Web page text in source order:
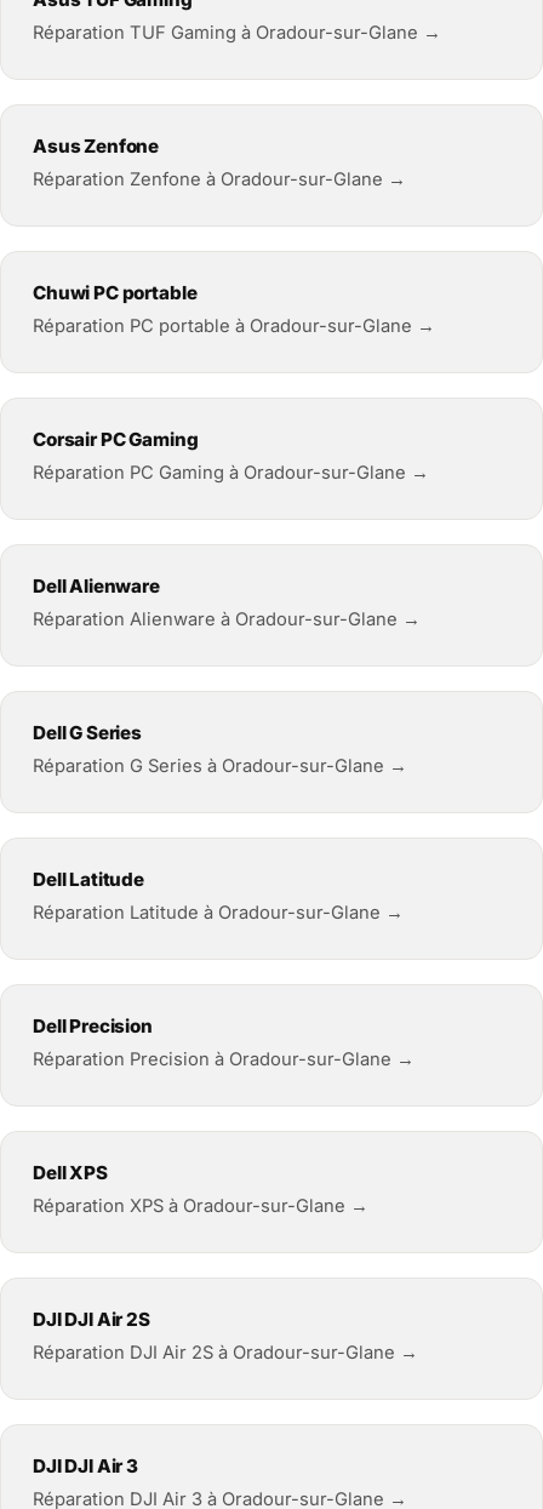
Réparation TUF Gaming à Oradour-sur-Glane →
Asus Zenfone
Réparation Zenfone à Oradour-sur-Glane →
Chuwi PC portable
Réparation PC portable à Oradour-sur-Glane →
Corsair PC Gaming
Réparation PC Gaming à Oradour-sur-Glane →
Dell Alienware
Réparation Alienware à Oradour-sur-Glane →
Dell G Series
Réparation G Series à Oradour-sur-Glane →
Dell Latitude
Réparation Latitude à Oradour-sur-Glane →
Dell Precision
Réparation Precision à Oradour-sur-Glane →
Dell XPS
Réparation XPS à Oradour-sur-Glane →
DJI DJI Air 2S
Réparation DJI Air 2S à Oradour-sur-Glane →
DJI DJI Air 3
Réparation DJI Air 3 à Oradour-sur-Glane →